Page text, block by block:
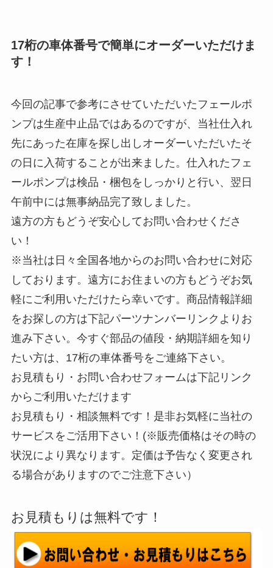
17桁の車体番号で簡単にオーダーいただけま
す！
今回の記事で参考にさせていただいたフェールポ
ンプは生産中止品ではあるのですが、当社仕入れ
先にあった在庫を探し出しオーダーいただいたそ
の日に入荷することが出来ました。仕入れたフェ
ールポンプは検品・梱包をしっかりと行い、翌日
午前中には無事納品完了致しました。
遠方の方もどうぞ安心してお問い合わせくださ
い！
※当社は日々全国各地からのお問い合わせに対応
しております。遠方にお住まいの方もどうぞお気
軽にご利用いただけたら幸いです。商品情報詳細
をお探しの方は下記パーツナンバーリンクよりお
進み下さい。今すぐ部品の値段・納期詳細を知り
たい方は、17桁の車体番号をご連絡下さい。
お見積もり・お問い合わせフォームは下記リンク
からご利用いただけます
お見積もり・相談無料です！是非お気軽に当社の
サービスをご活用下さい！(※販売価格はその時の
状況により異なります。定価は予告なく変更され
る場合がありますのでご注意下さい）
お見積もりは無料です！